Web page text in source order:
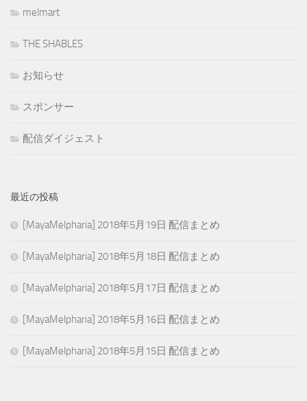
melmart
THE SHABLES
お知らせ
スポンサー
配信ダイジェスト
最近の投稿
[MayaMelpharia] 2018年5月19日 配信まとめ
[MayaMelpharia] 2018年5月18日 配信まとめ
[MayaMelpharia] 2018年5月17日 配信まとめ
[MayaMelpharia] 2018年5月16日 配信まとめ
[MayaMelpharia] 2018年5月15日 配信まとめ